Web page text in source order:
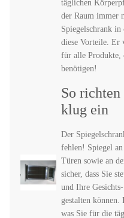
täglichen
der Raum immer
Spiegelschrank
diese Vorteile. Er
für alle Produkte,
benötigen!
So
klug ein
Der
fehlen! Spiegel
Türen sowie an
sicher, dass Sie
und Ihre
gestalten
was Sie für die